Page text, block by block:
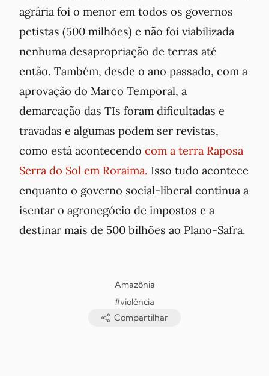
agrária foi o menor em todos os governos
petistas (500 milhões) e não foi viabilizada
nenhuma desapropriação de terras até
então. Também, desde o ano passado, com a
aprovação do Marco Temporal, a
demarcação das TIs foram dificultadas e
travadas e algumas podem ser revistas,
como está acontecendo com a terra Raposa
Serra do Sol em Roraima. Isso tudo acontece
enquanto o governo social-liberal continua a
isentar o agronegócio de impostos e a
destinar mais de 500 bilhões ao Plano-Safra.
Amazônia
#violência
Compartilhar